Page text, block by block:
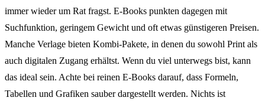
immer wieder um Rat fragst. E-Books punkten dagegen mit
Suchfunktion, geringem Gewicht und oft etwas günstigeren Preisen.
Manche Verlage bieten Kombi-Pakete, in denen du sowohl Print als
auch digitalen Zugang erhältst. Wenn du viel unterwegs bist, kann
das ideal sein. Achte bei reinen E-Books darauf, dass Formeln,
Tabellen und Grafiken sauber dargestellt werden. Nichts ist